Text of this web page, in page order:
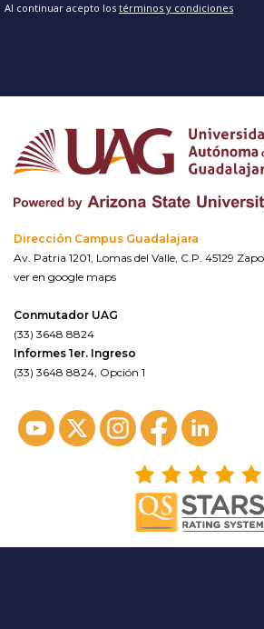
Al continuar acepto los términos y condiciones
Dirección Campus Guadalajara
Av. Patria 1201, Lomas del Valle, C.P. 45129
ver en google maps
Conmutador UAG
(33) 3648 8824
Informes 1er. Ingreso
(33) 3648 8824, Opción 1